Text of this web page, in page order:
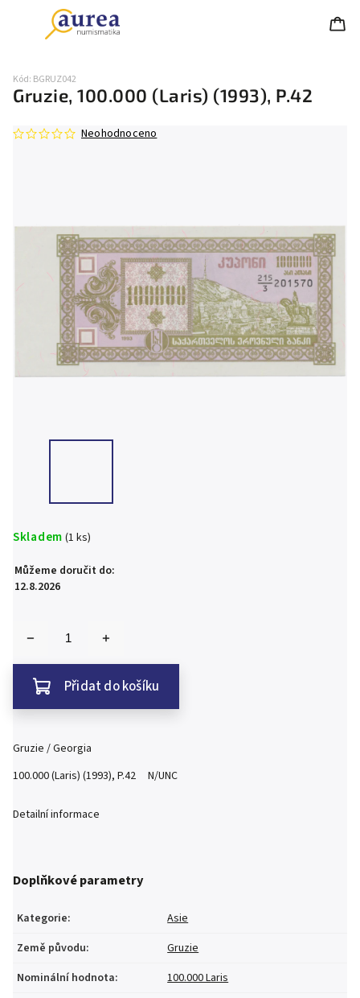
Gruzie, 100.000 (Laris) (1993), P.42
Kód: BGRUZ042
Neohodnoceno
Skladem (1 ks)
Můžeme doručit do:
12.8.2026
Přidat do košíku
Gruzie / Georgia
100.000 (Laris) (1993), P.42 N/UNC
Detailní informace
Doplňkové parametry
Kategorie:
Asie
Země původu:
Gruzie
Nominální hodnota:
100.000 Laris